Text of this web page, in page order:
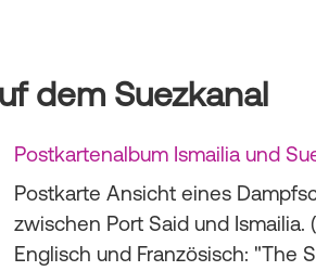
dem Suezkanal
Postkartenalbum Ismailia und
Postkarte Ansicht eines
zwischen Port Said und
Englisch und Französisch: "The